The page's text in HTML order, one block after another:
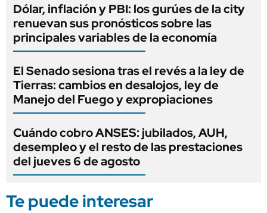
Dólar, inflación y PBI: los gurúes de la city
renuevan sus pronósticos sobre las
principales variables de la economía
El Senado sesiona tras el revés a la ley de
Tierras: cambios en desalojos, ley de
Manejo del Fuego y expropiaciones
Cuándo cobro ANSES: jubilados, AUH,
desempleo y el resto de las prestaciones
del jueves 6 de agosto
Te puede interesar